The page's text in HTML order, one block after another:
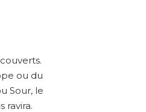
ou du
Sour, le
ravira.